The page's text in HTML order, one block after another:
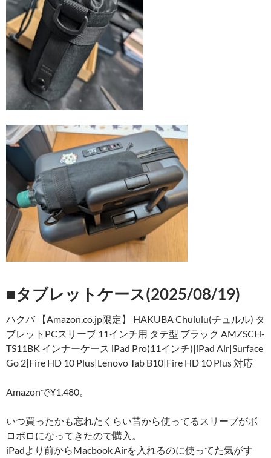
■タブレットケース(2025/08/19)
ハクバ 【Amazon.co.jp限定】 HAKUBA Chululu(チュルル) タ
ブレットPCスリーブ 11インチ用 タテ型 ブラック AMZSCH-
TS11BK インナーケース iPad Pro(11インチ)|iPad Air|Surface
Go 2|Fire HD 10 Plus|Lenovo Tab B10|Fire HD 10 Plus 対応
Amazonで¥1,480。
いつ買ったかも忘れたくらい昔から使ってるスリーブがボ
ロボロになってきたので購入。
iPadより前からMacbook Airを入れるのに使ってた気がす